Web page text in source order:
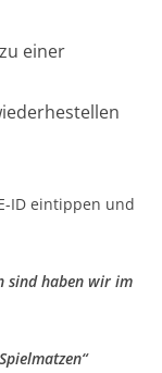
einer
ID eintippen und
sind haben wir im